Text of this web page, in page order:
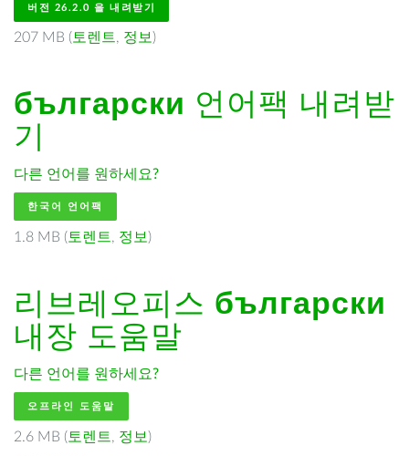
버전 26.2.0 을 내려받기
207 MB ( 토렌트, 정보 )
български 언어팩 내려받
기
다른 언어를 원하세요?
한국어 언어팩
1.8 MB ( 토렌트, 정보 )
리브레오피스 български
내장 도움말
다른 언어를 원하세요?
오프라인 도움말
2.6 MB ( 토렌트, 정보 )